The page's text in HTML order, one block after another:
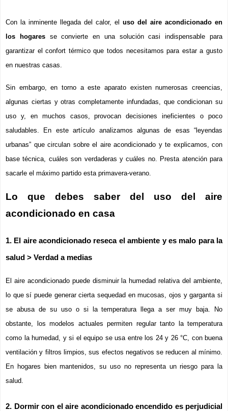
Con la inminente llegada del calor, el uso del aire acondicionado en
los hogares se convierte en una solución casi indispensable para
garantizar el confort térmico que todos necesitamos para estar a gusto
en nuestras casas.
Sin embargo, en torno a este aparato existen numerosas creencias,
algunas ciertas y otras completamente infundadas, que condicionan su
uso y, en muchos casos, provocan decisiones ineficientes o poco
saludables. En este artículo analizamos algunas de esas “leyendas
urbanas” que circulan sobre el aire acondicionado y te explicamos, con
base técnica, cuáles son verdaderas y cuáles no. Presta atención para
sacarle el máximo partido esta primavera-verano.
Lo que debes saber del uso del aire
acondicionado en casa
1. El aire acondicionado reseca el ambiente y es malo para la
salud > Verdad a medias
El aire acondicionado puede disminuir la humedad relativa del ambiente,
lo que sí puede generar cierta sequedad en mucosas, ojos y garganta si
se abusa de su uso o si la temperatura llega a ser muy baja. No
obstante, los modelos actuales permiten regular tanto la temperatura
como la humedad, y si el equipo se usa entre los 24 y 26 °C, con buena
ventilación y filtros limpios, sus efectos negativos se reducen al mínimo.
En hogares bien mantenidos, su uso no representa un riesgo para la
salud.
2. Dormir con el aire acondicionado encendido es perjudicial